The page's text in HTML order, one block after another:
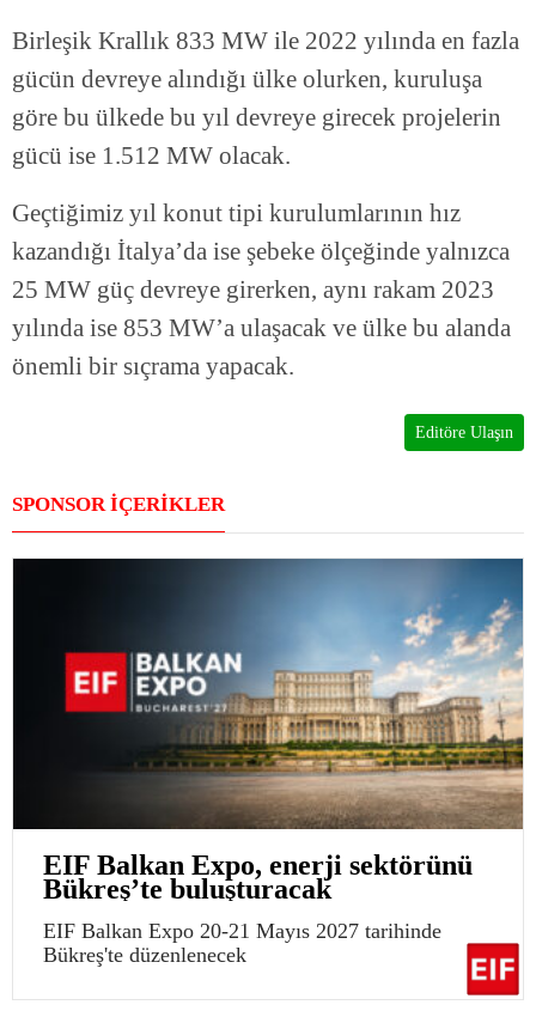
Birleşik Krallık 833 MW ile 2022 yılında en fazla
gücün devreye alındığı ülke olurken, kuruluşa
göre bu ülkede bu yıl devreye girecek projelerin
gücü ise 1.512 MW olacak.
Geçtiğimiz yıl konut tipi kurulumlarının hız
kazandığı İtalya’da ise şebeke ölçeğinde yalnızca
25 MW güç devreye girerken, aynı rakam 2023
yılında ise 853 MW’a ulaşacak ve ülke bu alanda
önemli bir sıçrama yapacak.
Editöre Ulaşın
SPONSOR İÇERİKLER
EIF Balkan Expo, enerji sektörünü
Bükreş’te buluşturacak
EIF Balkan Expo 20-21 Mayıs 2027 tarihinde
Bükreş'te düzenlenecek